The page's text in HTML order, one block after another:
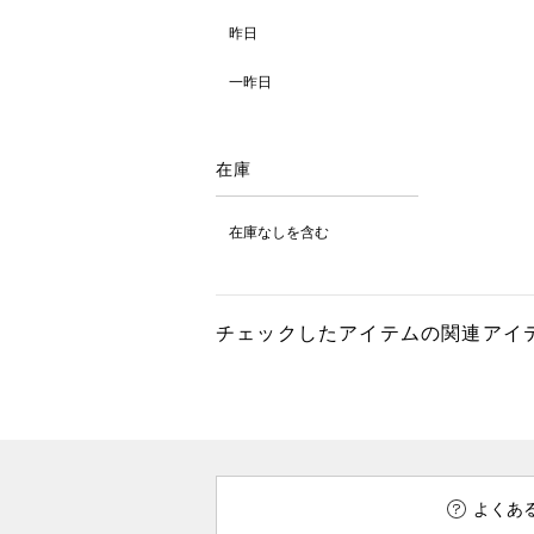
昨日
一昨日
在庫
在庫なしを含む
チェックしたアイテムの関連アイ
よくあ